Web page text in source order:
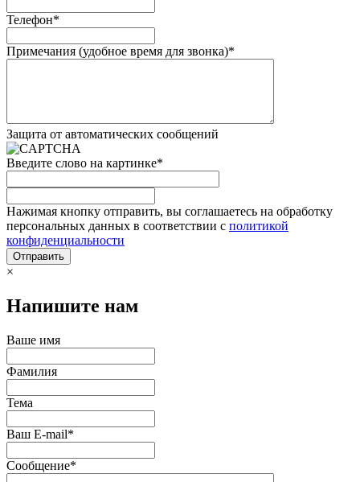
Телефон*
Примечания (удобное время для звонка)*
Защита от автоматических сообщений
Введите слово на картинке*
Нажимая кнопку отправить, вы соглашаетесь на обработку
персональных данных в соответствии с политикой
конфиденциальности
×
Напишите нам
Ваше имя
Фамилия
Тема
Ваш E-mail*
Сообщение*